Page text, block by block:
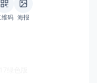
维码 海报